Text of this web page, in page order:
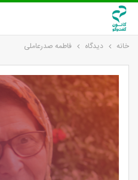
خانه دیدگاه فاطمه صدرعاملی